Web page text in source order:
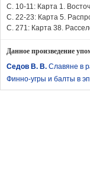
С. 10-11: Карта 1.
C. 22-23: Карта 5.
С. 271: Карта 38.
Данное произведение
Седов В. В. Славяне в
Финно-угры и балты в